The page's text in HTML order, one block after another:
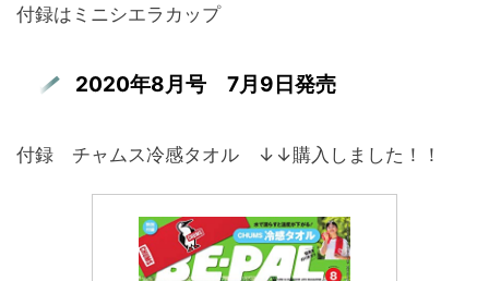
付録はミニシエラカップ
2020年8月号 7月9日発売
付録 チャムス冷感タオル ↓↓購入しました！！